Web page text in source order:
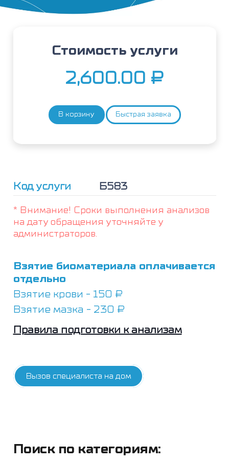
Код услуги Б583
* Внимание! Сроки выполнения анализов
на дату обращения уточняйте у
администраторов.
Взятие биоматериала оплачивается
отдельно
Взятие крови - 150 ₽
Взятие мазка - 230 ₽
Правила подготовки к анализам
Вызов специалиста на дом
Стоимость услуги
2,600.00 ₽
Количество
В корзину Быстрая заявка
Поиск по категориям: